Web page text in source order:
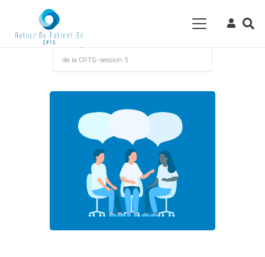
de la CPTS- session 3